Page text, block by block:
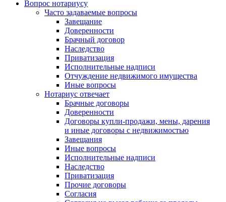
Вопрос нотариусу
Часто задаваемые вопросы
Завещание
Доверенности
Брачный договор
Наследство
Приватизация
Исполнительные надписи
Отчуждение недвижимого имущества
Иные вопросы
Нотариус отвечает
Брачные договоры
Доверенности
Договоры купли-продажи, мены, дарения
и иные договоры с недвижимостью
Завещания
Иные вопросы
Исполнительные надписи
Наследство
Приватизация
Прочие договоры
Согласия